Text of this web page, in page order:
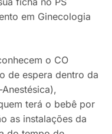
em Ginecologia
o CO
de espera dentro da
terá o bebê por
as instalações da